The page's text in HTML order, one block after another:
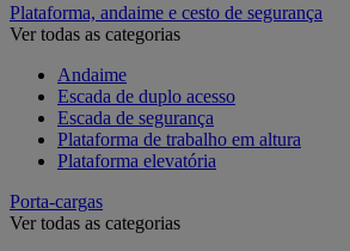
Plataforma, andaime e cesto de segurança
Ver todas as categorias
Andaime
Escada de duplo acesso
Escada de segurança
Plataforma de trabalho em altura
Plataforma elevatória
Porta-cargas
Ver todas as categorias